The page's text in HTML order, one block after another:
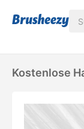
Kostenlose